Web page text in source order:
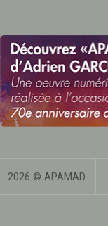
2026 © APAMAD